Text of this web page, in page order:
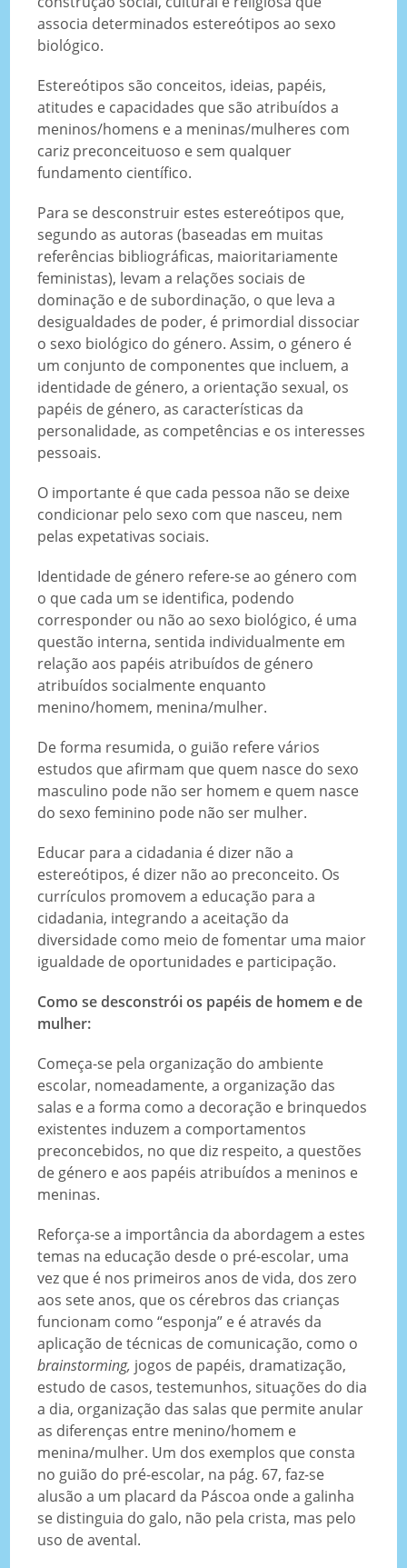
associa determinados estereótipos ao sexo
biológico.
Estereótipos são conceitos, ideias, papéis,
atitudes e capacidades que são atribuídos a
meninos/homens e a meninas/mulheres com
cariz preconceituoso e sem qualquer
fundamento científico.
Para se desconstruir estes estereótipos que,
segundo as autoras (baseadas em muitas
referências bibliográficas, maioritariamente
feministas), levam a relações sociais de
dominação e de subordinação, o que leva a
desigualdades de poder, é primordial dissociar
o sexo biológico do género. Assim, o género é
um conjunto de componentes que incluem, a
identidade de género, a orientação sexual, os
papéis de género, as características da
personalidade, as competências e os interesses
pessoais.
O importante é que cada pessoa não se deixe
condicionar pelo sexo com que nasceu, nem
pelas expetativas sociais.
Identidade de género refere-se ao género com
o que cada um se identifica, podendo
corresponder ou não ao sexo biológico, é uma
questão interna, sentida individualmente em
relação aos papéis atribuídos de género
atribuídos socialmente enquanto
menino/homem, menina/mulher.
De forma resumida, o guião refere vários
estudos que afirmam que quem nasce do sexo
masculino pode não ser homem e quem nasce
do sexo feminino pode não ser mulher.
Educar para a cidadania é dizer não a
estereótipos, é dizer não ao preconceito. Os
currículos promovem a educação para a
cidadania, integrando a aceitação da
diversidade como meio de fomentar uma maior
igualdade de oportunidades e participação.
Como se desconstrói os papéis de homem e de
mulher:
Começa-se pela organização do ambiente
escolar, nomeadamente, a organização das
salas e a forma como a decoração e brinquedos
existentes induzem a comportamentos
preconcebidos, no que diz respeito, a questões
de género e aos papéis atribuídos a meninos e
meninas.
Reforça-se a importância da abordagem a estes
temas na educação desde o pré-escolar, uma
vez que é nos primeiros anos de vida, dos zero
aos sete anos, que os cérebros das crianças
funcionam como “esponja” e é através da
aplicação de técnicas de comunicação, como o
brainstorming, jogos de papéis, dramatização,
estudo de casos, testemunhos, situações do dia
a dia, organização das salas que permite anular
as diferenças entre menino/homem e
menina/mulher. Um dos exemplos que consta
no guião do pré-escolar, na pág. 67, faz-se
alusão a um placard da Páscoa onde a galinha
se distinguia do galo, não pela crista, mas pelo
uso de avental.